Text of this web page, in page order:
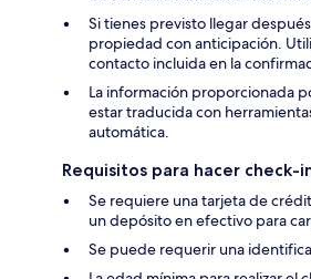
Si tienes previsto llegar
propiedad con anticipación.
contacto incluida en la
La información proporcionada
estar traducida con
automática.
Requisitos para hacer check-
Se requiere una tarjeta de
un depósito en efectivo para
Se puede requerir una